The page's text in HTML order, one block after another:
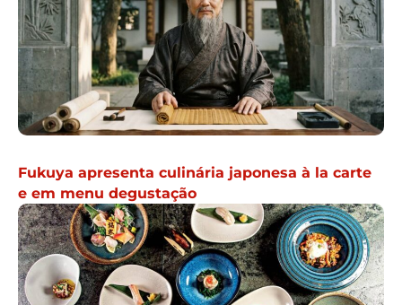
Fukuya apresenta culinária japonesa à la carte
e em menu degustação